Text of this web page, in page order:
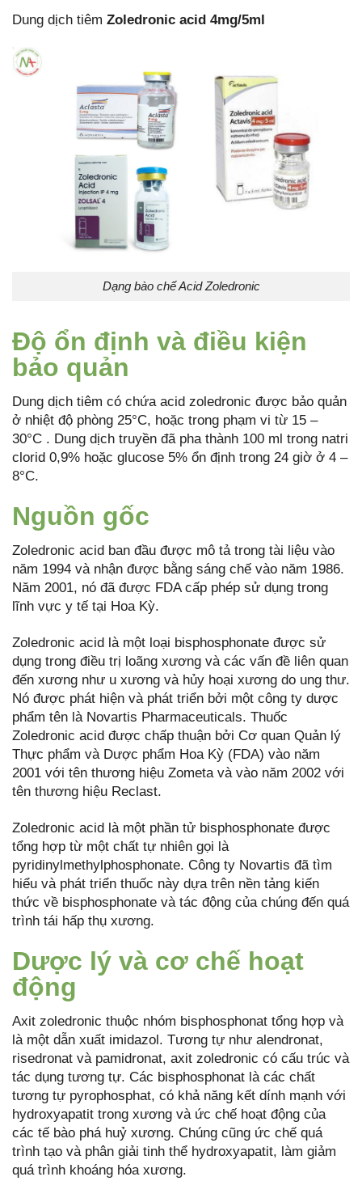
Dung dịch tiêm Zoledronic acid 4mg/5ml
Dạng bào chế Acid Zoledronic
Độ ổn định và điều kiện
bảo quản
Dung dịch tiêm có chứa acid zoledronic được bảo quản
ở nhiệt độ phòng 25°C, hoặc trong phạm vi từ 15 –
30°C . Dung dịch truyền đã pha thành 100 ml trong natri
clorid 0,9% hoặc glucose 5% ổn định trong 24 giờ ở 4 –
8°C.
Nguồn gốc
Zoledronic acid ban đầu được mô tả trong tài liệu vào
năm 1994 và nhận được bằng sáng chế vào năm 1986.
Năm 2001, nó đã được FDA cấp phép sử dụng trong
lĩnh vực y tế tại Hoa Kỳ.
Zoledronic acid là một loại bisphosphonate được sử
dụng trong điều trị loãng xương và các vấn đề liên quan
đến xương như u xương và hủy hoại xương do ung thư.
Nó được phát hiện và phát triển bởi một công ty dược
phẩm tên là Novartis Pharmaceuticals. Thuốc
Zoledronic acid được chấp thuận bởi Cơ quan Quản lý
Thực phẩm và Dược phẩm Hoa Kỳ (FDA) vào năm
2001 với tên thương hiệu Zometa và vào năm 2002 với
tên thương hiệu Reclast.
Zoledronic acid là một phần tử bisphosphonate được
tổng hợp từ một chất tự nhiên gọi là
pyridinylmethylphosphonate. Công ty Novartis đã tìm
hiểu và phát triển thuốc này dựa trên nền tảng kiến
thức về bisphosphonate và tác động của chúng đến quá
trình tái hấp thụ xương.
Dược lý và cơ chế hoạt
động
Axit zoledronic thuộc nhóm bisphosphonat tổng hợp và
là một dẫn xuất imidazol. Tương tự như alendronat,
risedronat và pamidronat, axit zoledronic có cấu trúc và
tác dụng tương tự. Các bisphosphonat là các chất
tương tự pyrophosphat, có khả năng kết dính mạnh với
hydroxyapatit trong xương và ức chế hoạt động của
các tế bào phá huỷ xương. Chúng cũng ức chế quá
trình tạo và phân giải tinh thể hydroxyapatit, làm giảm
quá trình khoáng hóa xương.